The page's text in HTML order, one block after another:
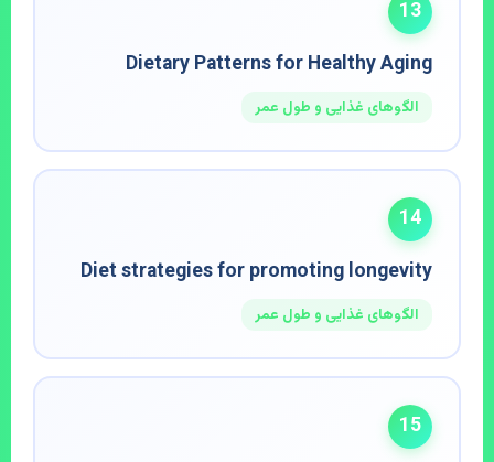
13
Dietary Patterns for Healthy Aging
الگوهای غذایی و طول عمر
14
Diet strategies for promoting longevity
الگوهای غذایی و طول عمر
15